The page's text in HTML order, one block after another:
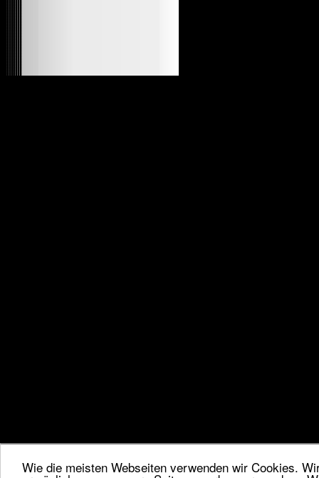
Wie die meisten Webseiten verwenden wir Cookies.